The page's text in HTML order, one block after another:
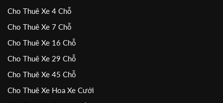
Cho Thuê Xe 4 Chỗ
Cho Thuê Xe 7 Chỗ
Cho Thuê Xe 16 Chỗ
Cho Thuê Xe 29 Chỗ
Cho Thuê Xe 45 Chỗ
Cho Thuê Xe Hoa Xe Cưới